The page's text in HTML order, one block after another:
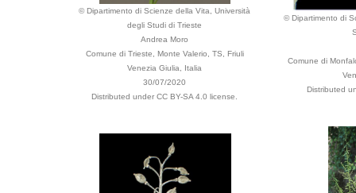
© Dipartimento di Scienze della Vita, Università
degli Studi di Trieste
Andrea Moro
Comune di Trieste, Monte Valerio, TS, Friuli
Venezia Giulia, Italia
30/07/2020
Distributed under CC BY-SA 4.0 license.
© Dipartimento di
Comune di
Distributed